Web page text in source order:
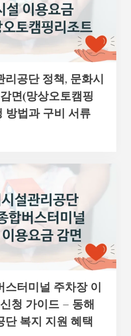
공단 정책, 문화시
면(망상오토캠핑
방법과 구비 서류
스터미널 주차장 이
청 가이드 – 동해
단 복지 지원 혜택